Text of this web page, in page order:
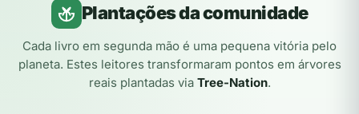
Plantações da comunidade
Cada livro em segunda mão é uma pequena vitória pelo
planeta. Estes leitores transformaram pontos em árvores
reais plantadas via Tree-Nation.